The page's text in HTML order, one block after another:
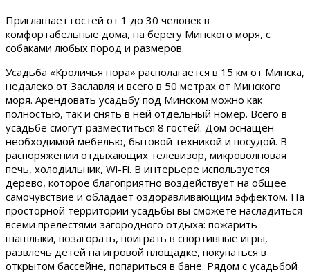
Приглашает гостей от 1 до 30 человек в
комфортабельные дома, на берегу Минского моря, с
собаками любых пород и размеров.
Усадьба «Кроличья нора» располагается в 15 км от Минска,
недалеко от Заславля и всего в 50 метрах от Минского
моря. Арендовать усадьбу под Минском можно как
полностью, так и снять в ней отдельный номер. Всего в
усадьбе смогут разместиться 8 гостей. Дом оснащен
необходимой мебелью, бытовой техникой и посудой. В
распоряжении отдыхающих телевизор, микроволновая
печь, холодильник, Wi-Fi. В интерьере используется
дерево, которое благоприятно воздействует на общее
самочувствие и обладает оздоравливающим эффектом. На
просторной территории усадьбы вы сможете насладиться
всеми прелестями загородного отдыха: пожарить
шашлыки, позагорать, поиграть в спортивные игры,
развлечь детей на игровой площадке, покупаться в
открытом бассейне, попариться в бане. Рядом с усадьбой